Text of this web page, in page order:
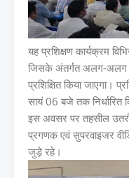
यह प्रशिक्षण कार्यक्रम
जिसके अंतर्गत अलग-अलग
प्रशिक्षित किया जाएगा।
सायं 06 बजे तक निर्धारित
इस अवसर पर तहसील
प्रगणक एवं सुपरवाइजर
जुड़े रहे।